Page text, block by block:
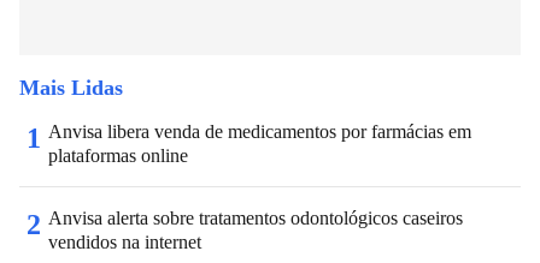
Mais Lidas
1 Anvisa libera venda de medicamentos por farmácias em
plataformas online
2 Anvisa alerta sobre tratamentos odontológicos caseiros
vendidos na internet